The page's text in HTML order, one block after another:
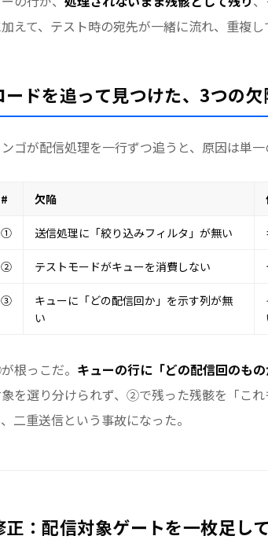
えて、テスト時の宛先が一緒に流れ、重複し
ードを追って見つけた、3つの欠
ンゴが配信処理を一行ずつ追うと、原因は単一
# 欠陥
① 送信処理に「絞り込みフィルタ」が無い
② テストモードがキューを消費しない
③
キューに「どの配信回か」を示す列が無
い
根っこだ。 キューの行に「どの配信回のも
を選り分けられず、②で残った残骸を「こ
二重送信という事故になった。
正：配信対象ゲートを一枚足し